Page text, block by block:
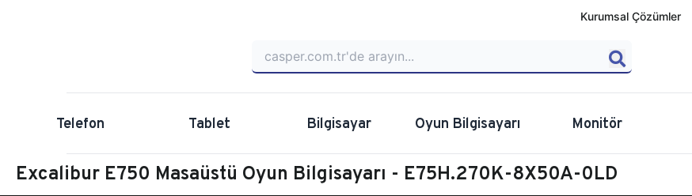
Kurumsal Çözümler
Telefon Tablet Bilgisayar Oyun Bilgisayarı Monitör
Excalibur E750 Masaüstü Oyun Bilgisayarı - E75H.270K-8X50A-0LD